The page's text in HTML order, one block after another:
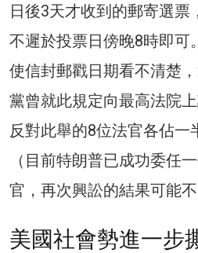
日後3天才收到的郵寄選票
不遲於投票日傍晚8時即可
使信封郵戳日期看不清楚
黨曾就此規定向最高法院
反對此舉的8位法官各佔一
（目前特朗普已成功委任
官，再次興訟的結果可能不
美國社會勢進一步